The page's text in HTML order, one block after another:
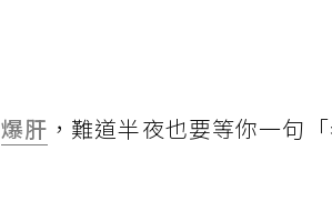
爆肝 ，難道半夜也要等你一句